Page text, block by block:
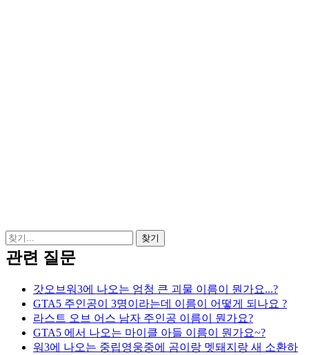
관련 질문
갓오브워3에 나오는 엄청 큰 괴물 이름이 뭔가요...?
GTA5 주인공이 3명이라는데 이름이 어떻게 되나요 ?
라스트 오브 어스 남자 주인공 이름이 뭔가요?
GTA5 에서 나오는 마이클 아들 이름이 뭔가요~?
워3에 나오는 중립영웅중에 곰이랑 멧돼지랑 새 소환하